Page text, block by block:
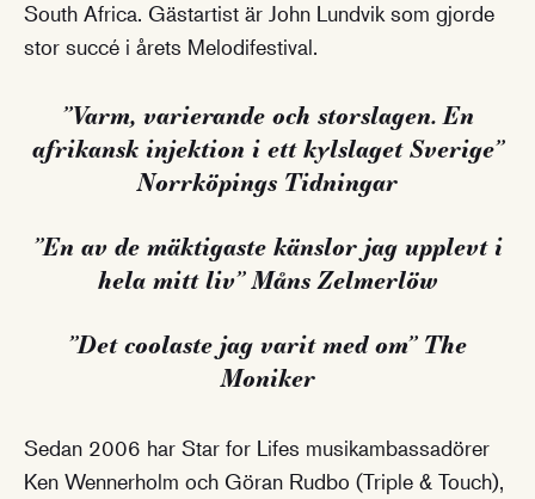
South Africa. Gästartist är John Lundvik som gjorde
stor succé i årets Melodifestival.
”Varm, varierande och storslagen. En
afrikansk injektion i ett kylslaget Sverige”
Norrköpings Tidningar
”En av de mäktigaste känslor jag upplevt i
hela mitt liv” Måns Zelmerlöw
”Det coolaste jag varit med om” The
Moniker
Sedan 2006 har Star for Lifes musikambassadörer
Ken Wennerholm och Göran Rudbo (Triple & Touch),